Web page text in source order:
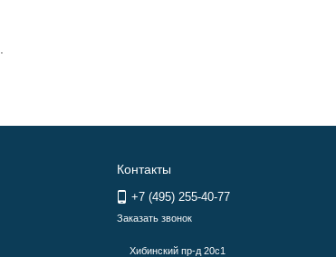
Контакты
+7 (495) 255-40-77
Заказать звонок
Хибинский пр-д 20с1